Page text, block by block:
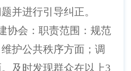
并进行引导纠正。
协会：职责范围：规范
护公共秩序方面；调
及时发现群众在以上3